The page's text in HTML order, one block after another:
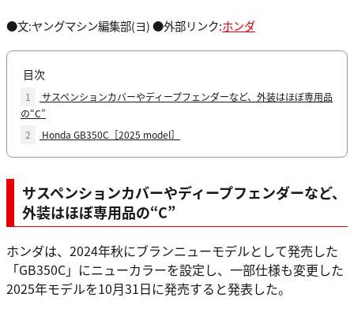
●文:ヤングマシン編集部(ヨ) ●外部リンク:ホンダ
目次
1
サスペンションカバーやディープフェンダーなど、外装はほぼ専用品
の“C”
2
Honda GB350C［2025 model］
サスペンションカバーやディープフェンダーなど、
外装はほぼ専用品の“C”
ホンダは、2024年秋にブランニューモデルとして発売した
「GB350C」にニューカラーを設定し、一部仕様も変更した
2025年モデルを10月31日に発売すると発表した。